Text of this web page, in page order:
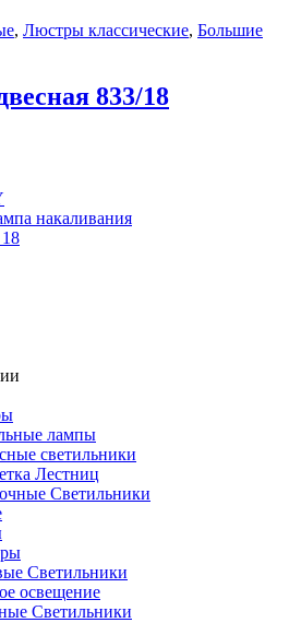
, Люстры классические, Большие
833/18
накаливания
лампы
светильники
Лестниц
Светильники
Светильники
освещение
Светильники